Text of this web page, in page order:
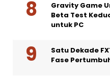
Gravity Game
Beta Test
untuk PC
Satu Dekade
Fase